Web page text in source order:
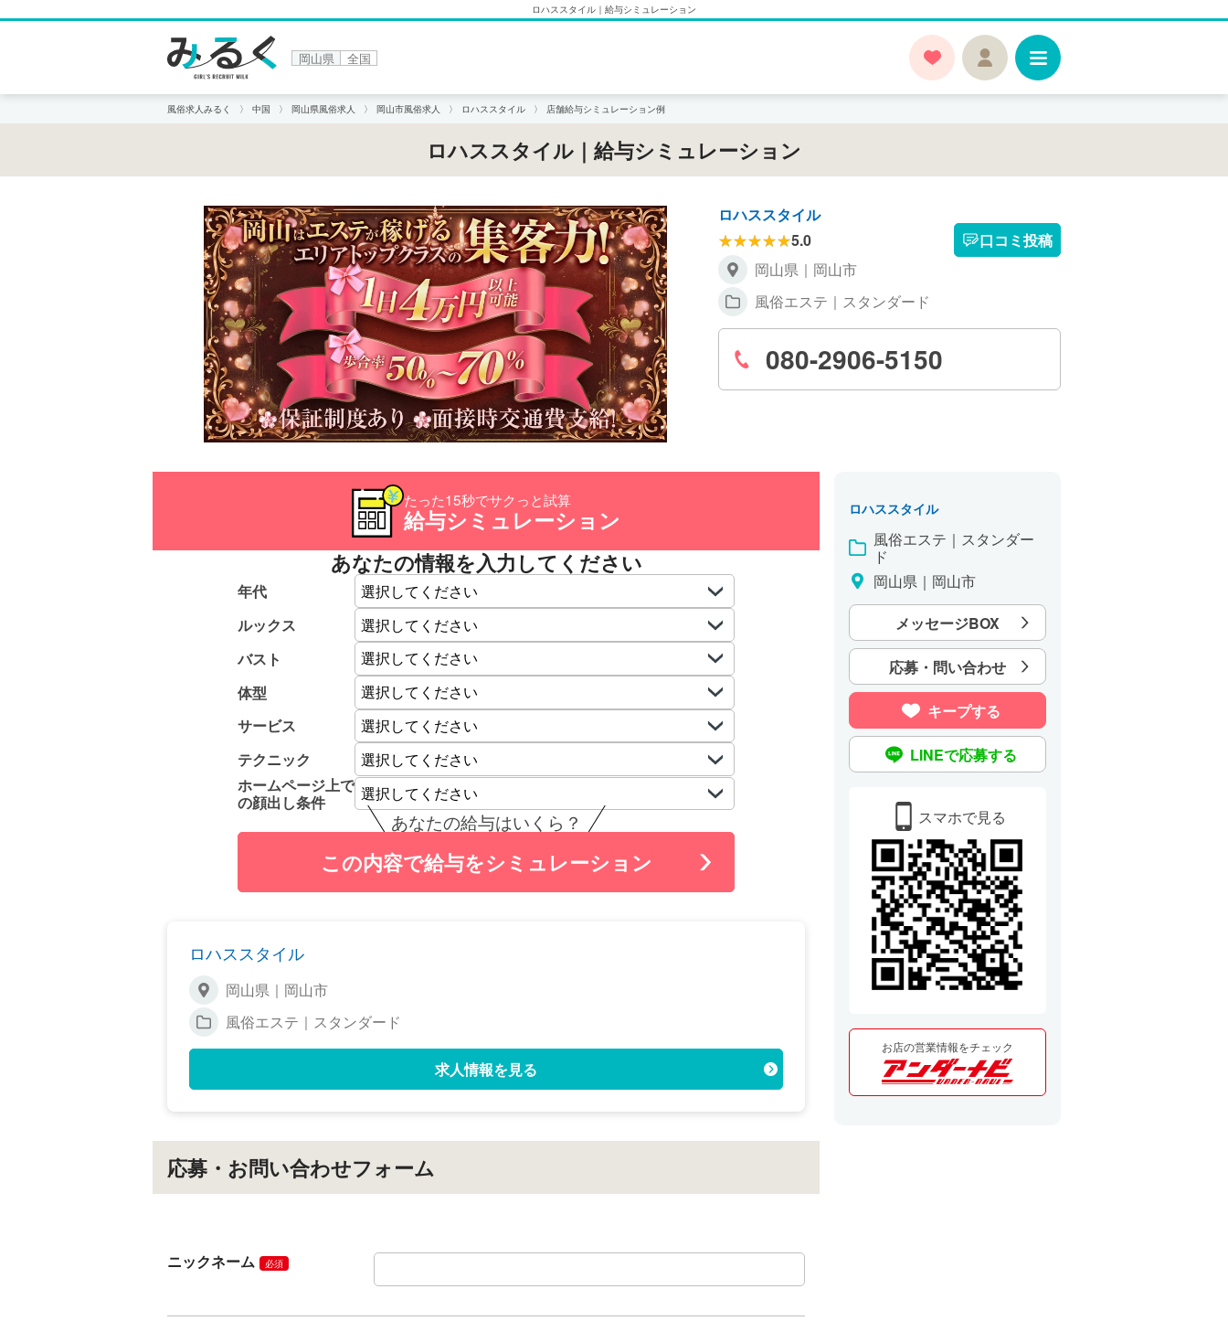
ロハススタイル｜給与シミュレーション
岡山県 全国
風俗求人みるく 中国 岡山県風俗求人 岡山市風俗求人 ロハススタイル 店舗給与シミュレーション例
ロハススタイル｜給与シミュレーション
ロハススタイル
5.0
口コミ投稿
岡山県｜岡山市
風俗エステ｜スタンダード
080-2906-5150
たった15秒でサクっと試算
給与シミュレーション
あなたの情報を入力してください
年代
ルックス
バスト
体型
サービス
テクニック
ホームページ上で
の顔出し条件
あなたの給与はいくら？
この内容で給与をシミュレーション
ロハススタイル
岡山県｜岡山市
風俗エステ｜スタンダード
求人情報を見る
応募・お問い合わせフォーム
ニックネーム 必須
ロハススタイル
風俗エステ｜スタンダー
ド
岡山県｜岡山市
メッセージBOX
応募・問い合わせ
キープする
LINEで応募する
スマホで見る
お店の営業情報をチェック